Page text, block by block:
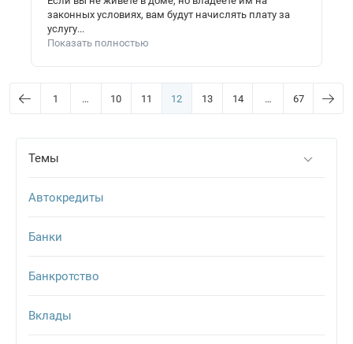
законных условиях, вам будут начислять плату за
услугу...
Показать полностью
1 … 10 11 12 13 14 … 67
Темы
Автокредиты
Банки
Банкротство
Вклады